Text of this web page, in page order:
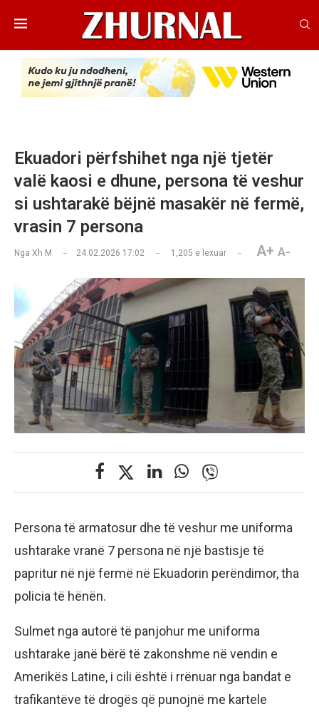
Ekuadori përfshihet nga një tjetër
valë kaosi e dhune, persona të veshur
si ushtarakë bëjnë masakër në fermë,
vrasin 7 persona
Nga Xh M 24.02.2026 17:02 1,205 e lexuar A+ A-
Persona të armatosur dhe të veshur me uniforma
ushtarake vranë 7 persona në një bastisje të
papritur në një fermë në Ekuadorin perëndimor, tha
policia të hënën.
Sulmet nga autorë të panjohur me uniforma
ushtarake janë bërë të zakonshme në vendin e
Amerikës Latine, i cili është i rrënuar nga bandat e
trafikantëve të drogës që punojnë me kartele